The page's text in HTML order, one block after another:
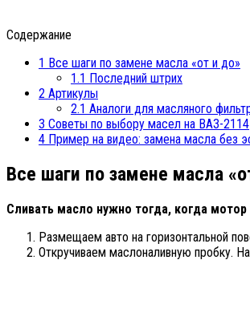
Содержание
1 Все шаги по замене масла «от и до»
1.1 Последний штрих
2 Артикулы
2.1 Аналоги для масляного
3 Советы по выбору масел на ВАЗ-2114
4 Пример на видео: замена масла без
Все шаги по замене масла
Сливать масло нужно тогда, когда
Размещаем авто на горизонтальной
Откручиваем маслоналивную пробку.